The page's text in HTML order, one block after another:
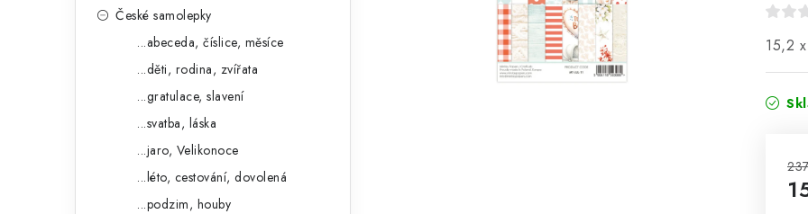
České samolepky
...abeceda, číslice, měsíce
...děti, rodina, zvířata
...gratulace, slavení
...svatba, láska
...jaro, Velikonoce
...léto, cestování, dovolená
...podzim, houby
15,2